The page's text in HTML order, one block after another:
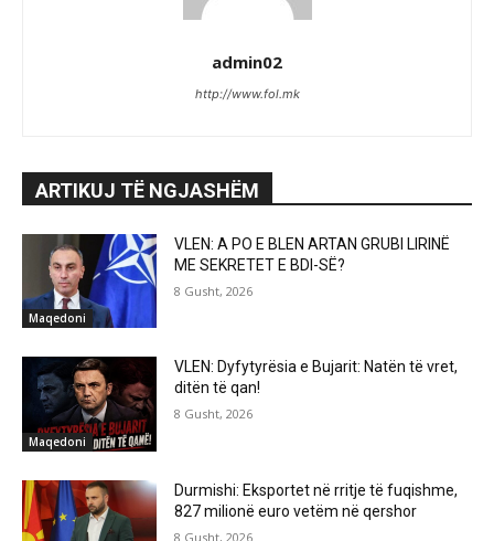
admin02
http://www.fol.mk
ARTIKUJ TË NGJASHËM
Maqedoni
VLEN: A PO E BLEN ARTAN GRUBI LIRINË
ME SEKRETET E BDI-SË?
8 Gusht, 2026
Maqedoni
VLEN: Dyfytyrësia e Bujarit: Natën të vret,
ditën të qan!
8 Gusht, 2026
Durmishi: Eksportet në rritje të fuqishme,
827 milionë euro vetëm në qershor
8 Gusht, 2026